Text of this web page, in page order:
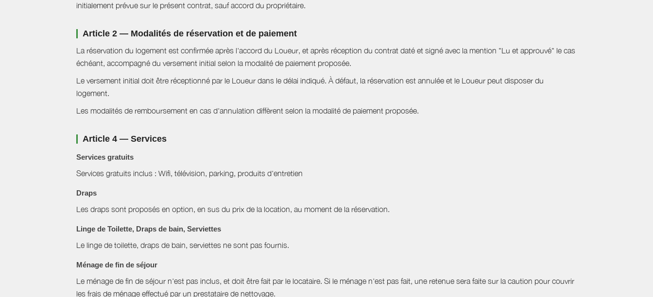
initialement prévue sur le présent contrat, sauf accord du propriétaire.
Article 2 — Modalités de réservation et de paiement
La réservation du logement est confirmée après l'accord du Loueur, et après réception du contrat daté et signé avec la mention "Lu et approuvé" le cas
échéant, accompagné du versement initial selon la modalité de paiement proposée.
Le versement initial doit être réceptionné par le Loueur dans le délai indiqué. À défaut, la réservation est annulée et le Loueur peut disposer du
logement.
Les modalités de remboursement en cas d'annulation diffèrent selon la modalité de paiement proposée.
Article 4 — Services
Services gratuits
Services gratuits inclus : Wifi, télévision, parking, produits d'entretien
Draps
Les draps sont proposés en option, en sus du prix de la location, au moment de la réservation.
Linge de Toilette, Draps de bain, Serviettes
Le linge de toilette, draps de bain, serviettes ne sont pas fournis.
Ménage de fin de séjour
Le ménage de fin de séjour n'est pas inclus, et doit être fait par le locataire. Si le ménage n'est pas fait, une retenue sera faite sur la caution pour couvrir
les frais de ménage effectué par un prestataire de nettoyage.